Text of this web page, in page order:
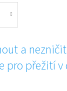
a
pro přežití v